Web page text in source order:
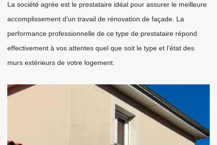
La société agrée est le prestataire idéal pour assurer le meilleure
accomplissement d’un travail de rénovation de façade. La
performance professionnelle de ce type de prestataire répond
effectivement à vos attentes quel que soit le type et l’état des
murs extérieurs de votre logement.